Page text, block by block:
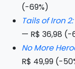
(-69%)
Tails of Iron
— R$ 36,98 (-
No More
R$ 49,99 (-